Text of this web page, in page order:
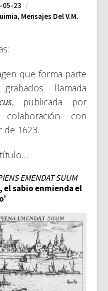
05-23
, Mensajes Del V.M.
que forma parte
llamada
, publicada por
con
de 1623.
título…
EMENDAT SUUM
el sabio enmienda el